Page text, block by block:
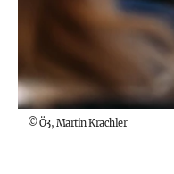
©Ö3, Martin Krachler